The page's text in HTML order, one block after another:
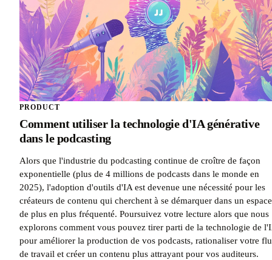
PRODUCT
Comment utiliser la technologie d'IA générative
dans le podcasting
Alors que l'industrie du podcasting continue de croître de façon
exponentielle (plus de 4 millions de podcasts dans le monde en
2025), l'adoption d'outils d'IA est devenue une nécessité pour les
créateurs de contenu qui cherchent à se démarquer dans un espace
de plus en plus fréquenté. Poursuivez votre lecture alors que nous
explorons comment vous pouvez tirer parti de la technologie de
pour améliorer la production de vos podcasts, rationaliser votre
de travail et créer un contenu plus attrayant pour vos auditeurs.